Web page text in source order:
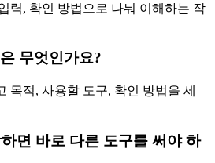
력, 확인 방법으로 나눠 이해하는 작
무엇인가요?
목적, 사용할 도구, 확인 방법을 세
면 바로 다른 도구를 써야 하